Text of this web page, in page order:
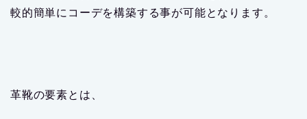
較的簡単にコーデを構築する事が可能となります。
革靴の要素とは、